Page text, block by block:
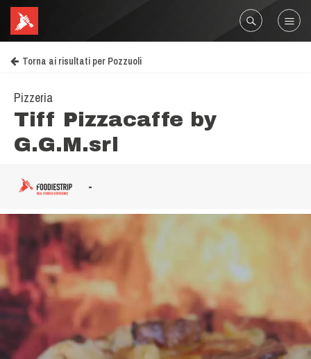
Torna ai risultati per Pozzuoli
Pizzeria
Tiff Pizzacaffe by
G.G.M.srl
-